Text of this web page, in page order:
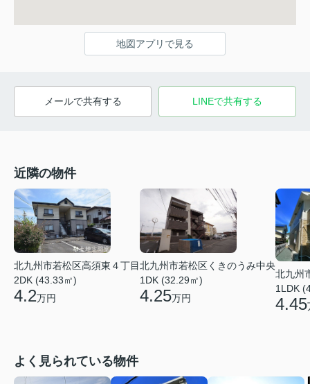
地図アプリで見る
メールで共有する LINEで共有する
近隣の物件
北九州市若松区高須東４丁目
2DK (43.33㎡)
4.2万円
北九州市若松区くきのうみ中央
1DK (32.29㎡)
4.25万円
北九州
1LDK
4.45
よく見られている物件